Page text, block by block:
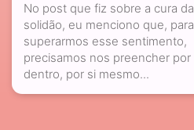
No post que fiz sobre a cura da
solidão, eu menciono que, para
superarmos esse sentimento,
precisamos nos preencher por
dentro, por si mesmo...